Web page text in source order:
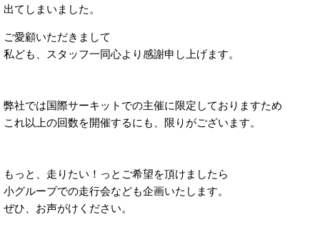
出てしまいました。
ご愛顧いただきまして
私ども、スタッフ一同心より感謝申し上げます。
弊社では国際サーキットでの主催に限定しておりますため
これ以上の回数を開催するにも、限りがございます。
もっと、走りたい！っとご希望を頂けましたら
小グループでの走行会なども企画いたします。
ぜひ、お声がけください。